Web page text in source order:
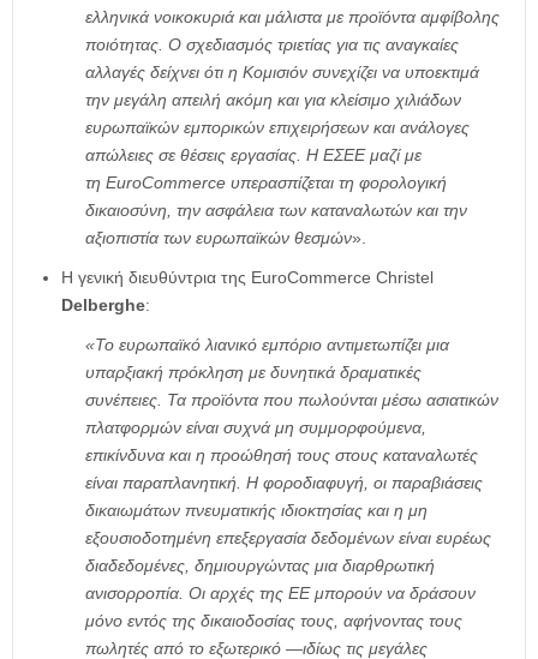
ελληνικά νοικοκυριά και μάλιστα με προϊόντα αμφίβολης
ποιότητας. Ο σχεδιασμός τριετίας για τις αναγκαίες
αλλαγές δείχνει ότι η Κομισιόν συνεχίζει να υποεκτιμά
την μεγάλη απειλή ακόμη και για κλείσιμο χιλιάδων
ευρωπαϊκών εμπορικών επιχειρήσεων και ανάλογες
απώλειες σε θέσεις εργασίας. Η ΕΣΕΕ μαζί με
τη EuroCommerce υπερασπίζεται τη φορολογική
δικαιοσύνη, την ασφάλεια των καταναλωτών και την
αξιοπιστία των ευρωπαϊκών θεσμών».
Η γενική διευθύντρια της EuroCommerce Christel
Delberghe:
«Το ευρωπαϊκό λιανικό εμπόριο αντιμετωπίζει μια
υπαρξιακή πρόκληση με δυνητικά δραματικές
συνέπειες. Τα προϊόντα που πωλούνται μέσω ασιατικών
πλατφορμών είναι συχνά μη συμμορφούμενα,
επικίνδυνα και η προώθησή τους στους καταναλωτές
είναι παραπλανητική. Η φοροδιαφυγή, οι παραβιάσεις
δικαιωμάτων πνευματικής ιδιοκτησίας και η μη
εξουσιοδοτημένη επεξεργασία δεδομένων είναι ευρέως
διαδεδομένες, δημιουργώντας μια διαρθρωτική
ανισορροπία. Οι αρχές της ΕΕ μπορούν να δράσουν
μόνο εντός της δικαιοδοσίας τους, αφήνοντας τους
πωλητές από το εξωτερικό —ιδίως τις μεγάλες